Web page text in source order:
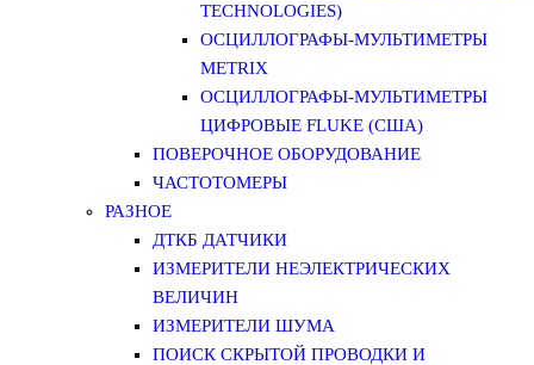
TECHNOLOGIES)
ОСЦИЛЛОГРАФЫ-МУЛЬТИМЕТРЫ
METRIX
ОСЦИЛЛОГРАФЫ-МУЛЬТИМЕТРЫ
ЦИФРОВЫЕ FLUKE (США)
ПОВЕРОЧНОЕ ОБОРУДОВАНИЕ
ЧАСТОТОМЕРЫ
РАЗНОЕ
ДТКБ ДАТЧИКИ
ИЗМЕРИТЕЛИ НЕЭЛЕКТРИЧЕСКИХ
ВЕЛИЧИН
ИЗМЕРИТЕЛИ ШУМА
ПОИСК СКРЫТОЙ ПРОВОДКИ И